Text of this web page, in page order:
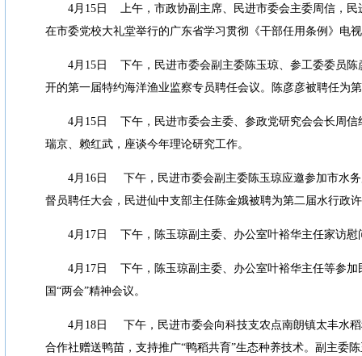
4月 15日
上午，市政协副主席、民进市委会主委周信，
在市委党校大礼堂举行的广东省学习贯彻《干部任用条例》电
4月 15日
下午，民进市委会副主委陈玉琼、参工委委员
开的第一届特约海洋渔业监察专员聘任会议。陈彦彦被聘任为
4月 15日
下午，民进市委会主委、参政党研究会会长周
瑞京、赖红武，座谈今年理论研究工作。
4月 16日
下午，民进市委会副主委陈玉琼应邀参加市水
督员聘任大会，民进仙中支部主任陈金娥被聘为第二届水行政
4月 17日 下午，陈玉琼副主委、办公室叶裕华主任家访慰
4月 17日
下午，陈玉琼副主委、办公室叶裕华主任等参
国 “两会”精神会议。
4月 18日
下午，民进市委会向科技支农点南朗镇太丰水
合作社赠送鸭苗，支持推广“鸭稻共育”生态种养技术。副主委